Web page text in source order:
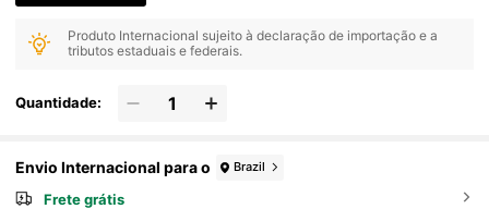
Produto Internacional sujeito à declaração de importação e a
tributos estaduais e federais.
Quantidade:
Envio Internacional para o Brazil
Frete grátis